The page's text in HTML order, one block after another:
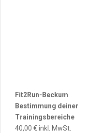
Fit2Run-Beckum
Bestimmung deiner
Trainingsbereiche
40,00€ inkl. MwSt.